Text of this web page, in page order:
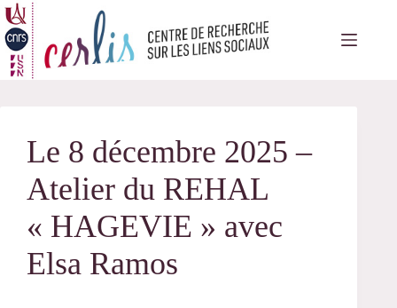
Passer
au
contenu
Le 8 décembre 2025 –
Atelier du REHAL
« HAGEVIE » avec
Elsa Ramos